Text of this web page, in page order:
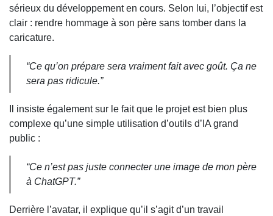
sérieux du développement en cours. Selon lui, l’objectif est
clair : rendre hommage à son père sans tomber dans la
caricature.
“Ce qu’on prépare sera vraiment fait avec goût. Ça ne
sera pas ridicule.”
Il insiste également sur le fait que le projet est bien plus
complexe qu’une simple utilisation d’outils d’IA grand
public :
“Ce n’est pas juste connecter une image de mon père
à ChatGPT.”
Derrière l’avatar, il explique qu’il s’agit d’un travail